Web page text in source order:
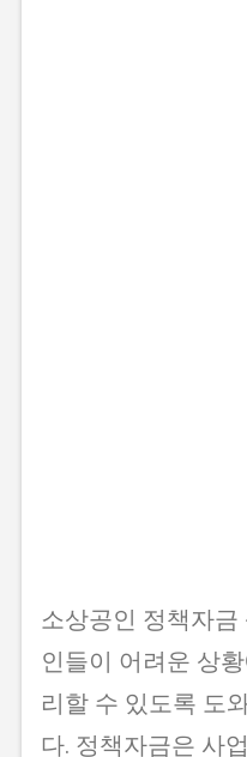
소상공인 정책자
인들이 어려운 상
리할 수 있도록 도
다. 정책자금은 사